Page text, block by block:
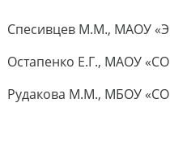
Спесивцев М.М., МАОУ
Остапенко Е.Г., МАОУ
Рудакова М.М., МБОУ